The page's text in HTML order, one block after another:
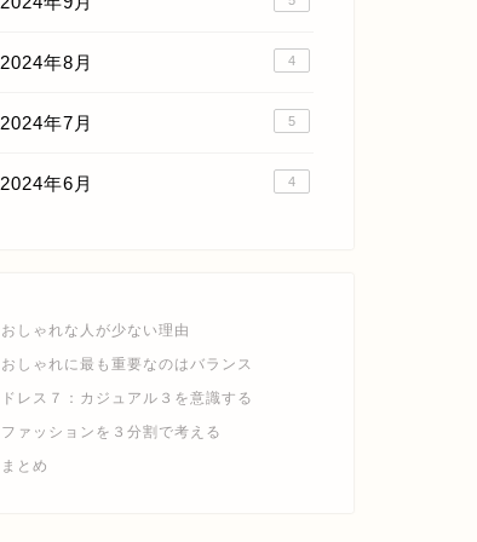
2024年8月 4
2024年7月 5
2024年6月 4
おしゃれな人が少ない理由
おしゃれに最も重要なのはバランス
ドレス７：カジュアル３を意識する
ファッションを３分割で考える
まとめ